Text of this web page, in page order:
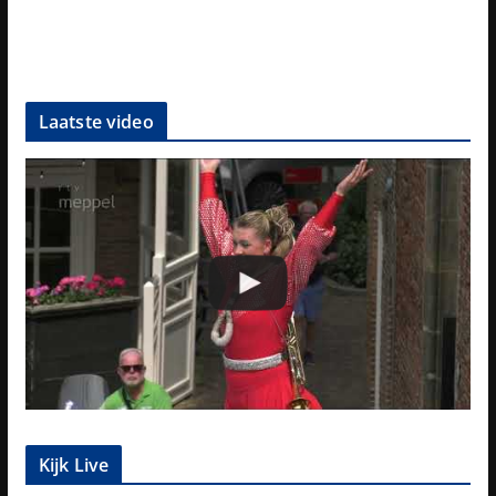
Laatste video
Kijk Live